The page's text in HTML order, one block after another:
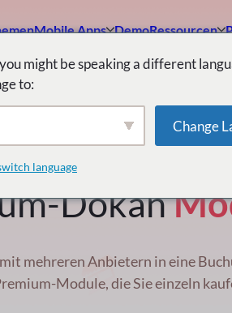
Mobile Apps DemoRessourcen
unterstützen. Buchen Sie ein
lassen kann.
Dokan
mehreren Anbietern in eine
Module, die Sie einzeln
might be speaking a different
to:
Change
language